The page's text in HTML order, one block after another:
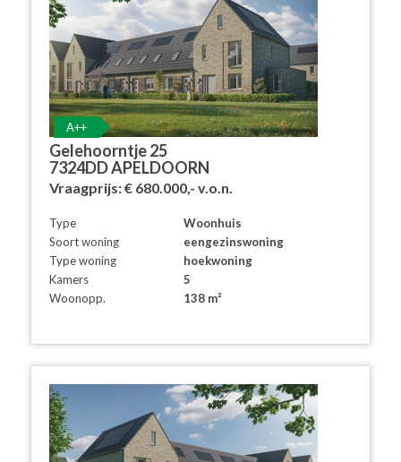
A++
Gelehoorntje 25
7324DD APELDOORN
Vraagprijs:€ 680.000,- v.o.n.
Type
Woonhuis
Soort woning
eengezinswoning
Type woning
hoekwoning
Kamers
5
Woonopp.
138 m²